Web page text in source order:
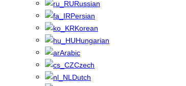
Russian
Persian
Korean
Hungarian
Arabic
Czech
Dutch